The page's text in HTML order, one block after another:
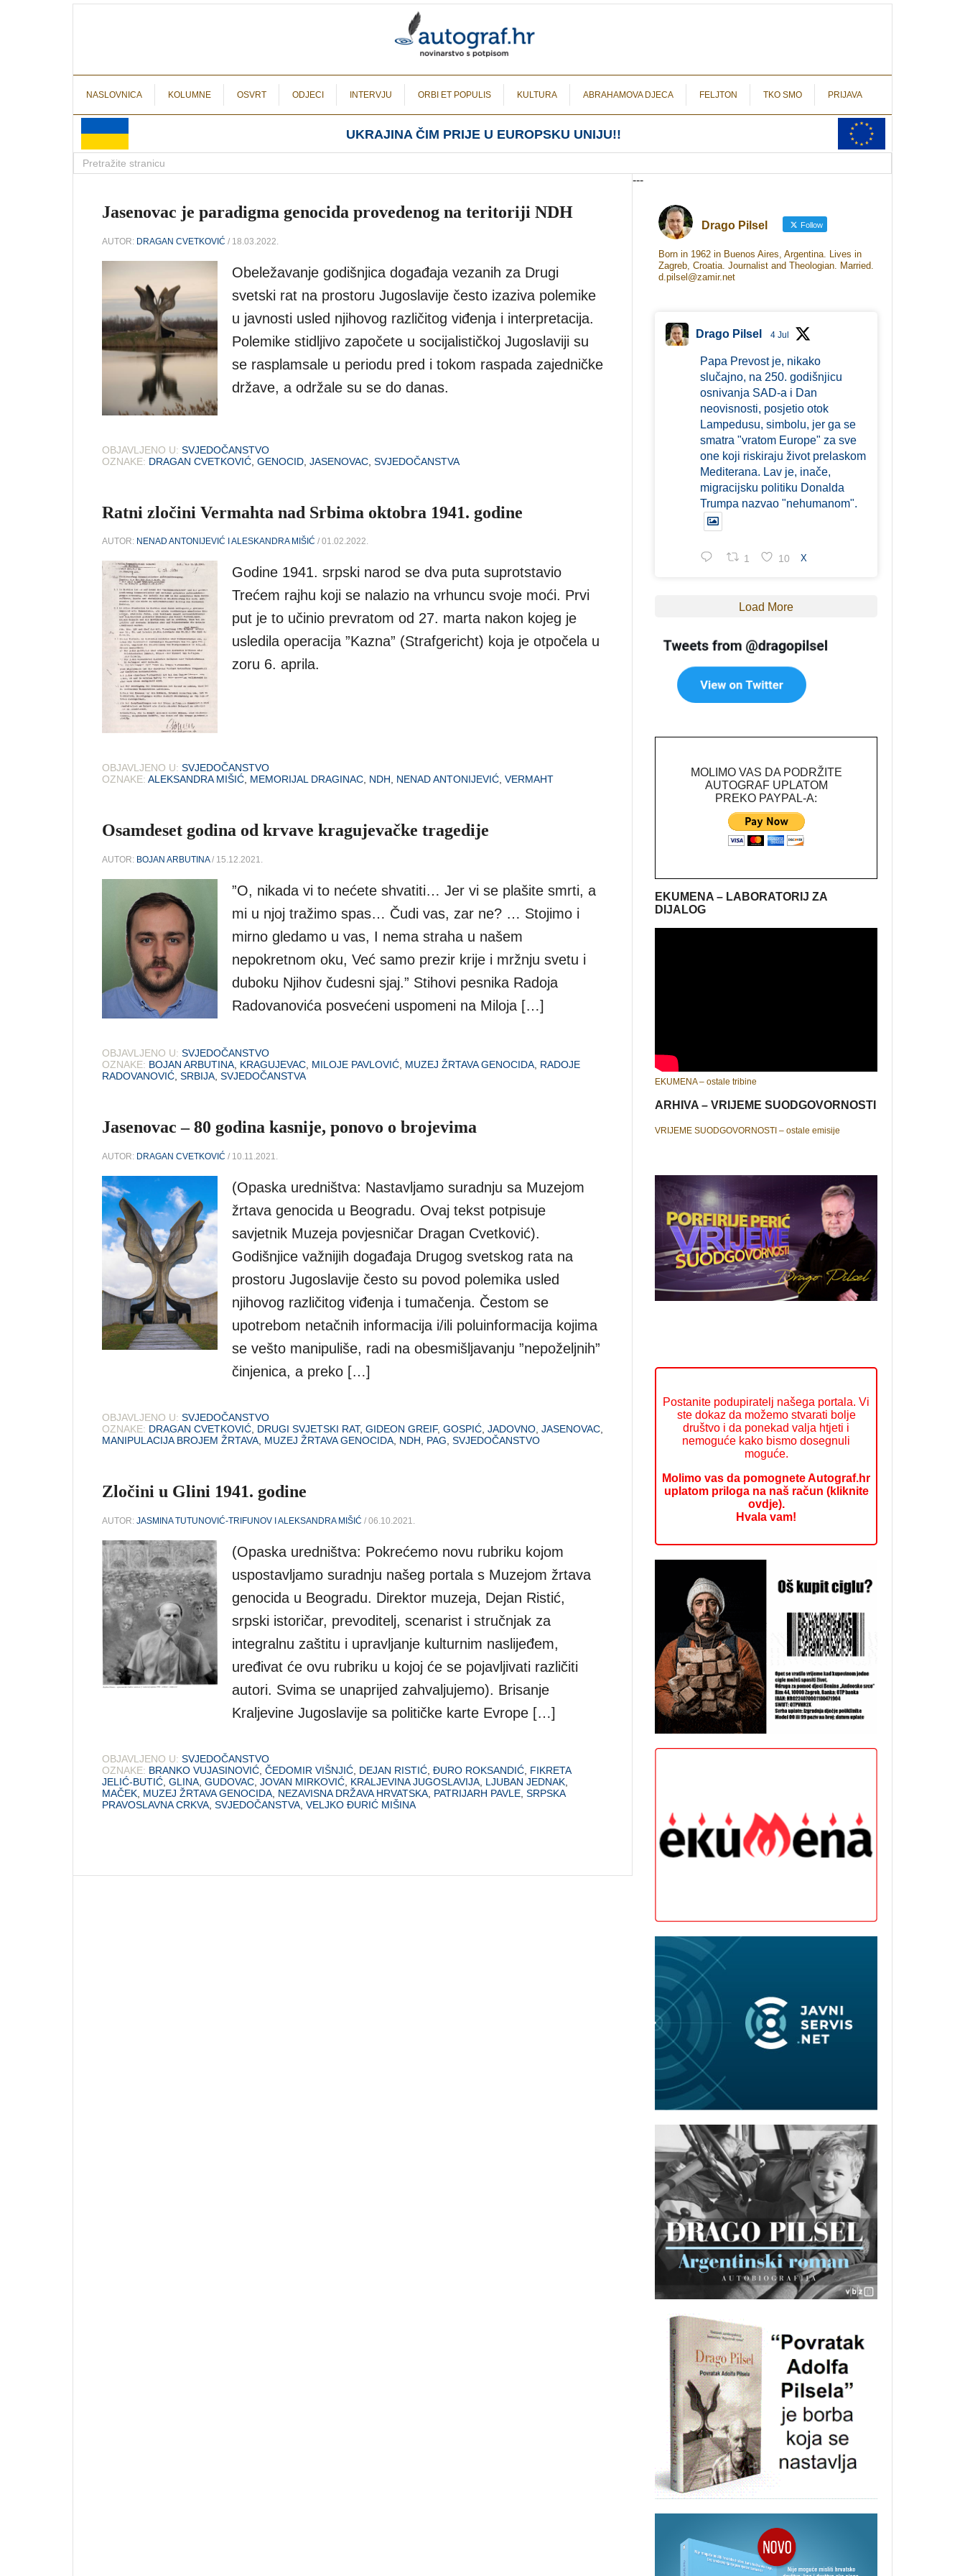
NASLOVNICA KOLUMNE OSVRT ODJECI INTERVJU ORBI ET POPULIS KULTURA ABRAHAMOVA DJECA FELJTON TKO SMO PRIJAVA
UKRAJINA ČIM PRIJE U EUROPSKU UNIJU!!
Jasenovac je paradigma genocida provedenog na teritoriji NDH
AUTOR: DRAGAN CVETKOVIĆ / 18.03.2022.
Obeležavanje godišnjica događaja vezanih za Drugi
svetski rat na prostoru Jugoslavije često izaziva polemike
u javnosti usled njihovog različitog viđenja i interpretacija.
Polemike stidljivo započete u socijalističkoj Jugoslaviji su
se rasplamsale u periodu pred i tokom raspada zajedničke
države, a održale su se do danas.
OBJAVLJENO U: SVJEDOČANSTVO
OZNAKE: DRAGAN CVETKOVIĆ GENOCID JASENOVAC SVJEDOČANSTVA
Ratni zločini Vermahta nad Srbima oktobra 1941. godine
AUTOR: NENAD ANTONIJEVIĆ I ALESKANDRA MIŠIĆ / 01.02.2022.
Godine 1941. srpski narod se dva puta suprotstavio
Trećem rajhu koji se nalazio na vrhuncu svoje moći. Prvi
put je to učinio prevratom od 27. marta nakon kojeg je
usledila operacija ”Kazna” (Strafgericht) koja je otpočela u
zoru 6. aprila.
OBJAVLJENO U: SVJEDOČANSTVO
OZNAKE: ALEKSANDRA MIŠIĆ MEMORIJAL DRAGINAC NDH NENAD ANTONIJEVIĆ VERMAHT
Osamdeset godina od krvave kragujevačke tragedije
AUTOR: BOJAN ARBUTINA/ 15.12.2021.
”O, nikada vi to nećete shvatiti… Jer vi se plašite smrti, a
mi u njoj tražimo spas… Čudi vas, zar ne? … Stojimo i
mirno gledamo u vas, I nema straha u našem
nepokretnom oku, Već samo prezir krije i mržnju svetu i
duboku Njihov čudesni sjaj.” Stihovi pesnika Radoja
Radovanovića posvećeni uspomeni na Miloja […]
OBJAVLJENO U: SVJEDOČANSTVO
OZNAKE: BOJAN ARBUTINA, KRAGUJEVAC, MILOJE PAVLOVIĆ, MUZEJ ŽRTAVA GENOCIDA, RADOJE
RADOVANOVIĆ, SRBIJA, SVJEDOČANSTVA
Jasenovac – 80 godina kasnije, ponovo o brojevima
AUTOR: DRAGAN CVETKOVIĆ / 10.11.2021.
(Opaska uredništva: Nastavljamo suradnju sa Muzejom
žrtava genocida u Beogradu. Ovaj tekst potpisuje
savjetnik Muzeja povjesničar Dragan Cvetković).
Godišnjice važnijih događaja Drugog svetskog rata na
prostoru Jugoslavije često su povod polemika usled
njihovog različitog viđenja i tumačenja. Čestom se
upotrebom netačnih informacija i/ili poluinformacija kojima
se vešto manipuliše, radi na obesmišljavanju ”nepoželjnih”
činjenica, a preko […]
OBJAVLJENO U: SVJEDOČANSTVO
OZNAKE: DRAGAN CVETKOVIĆ DRUGI SVJETSKI RAT, GIDEON GREIF, GOSPIĆ JADOVNO JASENOVAC
MANIPULACIJA BROJEM ŽRTAVA MUZEJ ŽRTAVA GENOCIDA NDH PAG SVJEDOČANSTVO
Zločini u Glini 1941. godine
AUTOR: JASMINA TUTUNOVIĆ-TRIFUNOV I ALEKSANDRA MIŠIĆ / 06.10.2021.
(Opaska uredništva: Pokrećemo novu rubriku kojom
uspostavljamo suradnju našeg portala s Muzejom žrtava
genocida u Beogradu. Direktor muzeja, Dejan Ristić,
srpski istoričar, prevoditelj, scenarist i stručnjak za
integralnu zaštitu i upravljanje kulturnim naslijeđem,
uređivat će ovu rubriku u kojoj će se pojavljivati različiti
autori. Svima se unaprijed zahvaljujemo). Brisanje
Kraljevine Jugoslavije sa političke karte Evrope […]
OBJAVLJENO U: SVJEDOČANSTVO
OZNAKE: BRANKO VUJASINOVIĆ ČEDOMIR VIŠNJIĆ DEJAN RISTIĆ ĐURO ROKSANDIĆ FIKRETA
JELIĆ-BUTIĆ GLINA GUDOVAC JOVAN MIRKOVIĆ KRALJEVINA JUGOSLAVIJA LJUBAN JEDNAK
MAČEK MUZEJ ŽRTAVA GENOCIDA NEZAVISNA DRŽAVA HRVATSKA PATRIJARH PAVLE SRPSKA
PRAVOSLAVNA CRKVA SVJEDOČANSTVA VELJKO ĐURIĆ MIŠINA
---
Drago Pilsel Follow
Born in 1962 in Buenos Aires, Argentina. Lives in
Zagreb, Croatia. Journalist and Theologian. Married.
d.pilsel@zamir.net
Drago Pilsel 4 Jul
Papa Prevost je, nikako
slučajno, na 250. godišnjicu
osnivanja SAD-a i Dan
neovisnosti, posjetio otok
Lampedusu, simbolu, jer ga se
smatra "vratom Europe" za sve
one koji riskiraju život prelaskom
Mediterana. Lav je, inače,
migracijsku politiku Donalda
Trumpa nazvao "nehumanom".
1 10 X
Load More
MOLIMO VAS DA PODRŽITE
AUTOGRAF UPLATOM
PREKO PAYPAL-A:
EKUMENA – LABORATORIJ ZA
DIJALOG
EKUMENA – ostale tribine
ARHIVA – VRIJEME SUODGOVORNOSTI
VRIJEME SUODGOVORNOSTI – ostale emisije
Postanite podupiratelj našega portala. Vi
ste dokaz da možemo stvarati bolje
društvo i da ponekad valja htjeti i
nemoguće kako bismo dosegnuli
moguće.
Molimo vas da pomognete Autograf.hr
uplatom priloga na naš račun (kliknite
ovdje).
Hvala vam!